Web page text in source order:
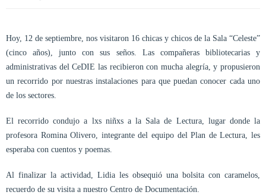
Hoy, 12 de septiembre, nos visitaron 16 chicas y chicos de la Sala “Celeste”
(cinco años), junto con sus seños. Las compañeras bibliotecarias y
administrativas del CeDIE las recibieron con mucha alegría, y propusieron
un recorrido por nuestras instalaciones para que puedan conocer cada uno
de los sectores.
El recorrido condujo a lxs niñxs a la Sala de Lectura, lugar donde la
profesora Romina Olivero, integrante del equipo del Plan de Lectura, les
esperaba con cuentos y poemas.
Al finalizar la actividad, Lidia les obsequió una bolsita con caramelos,
recuerdo de su visita a nuestro Centro de Documentación.